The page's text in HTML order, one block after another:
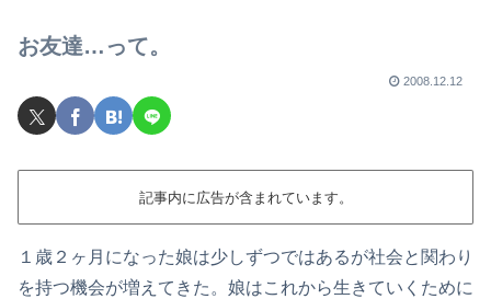
お友達…って。
2008.12.12
記事内に広告が含まれています。
１歳２ヶ月になった娘は少しずつではあるが社会と関わり
を持つ機会が増えてきた。娘はこれから生きていくために